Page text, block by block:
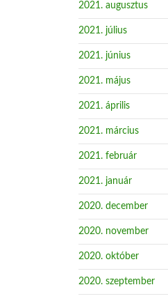
2021. augusztus
2021. július
2021. június
2021. május
2021. április
2021. március
2021. február
2021. január
2020. december
2020. november
2020. október
2020. szeptember